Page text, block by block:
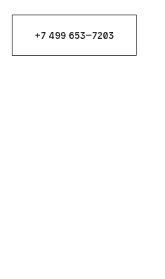
+7 499 653—7203